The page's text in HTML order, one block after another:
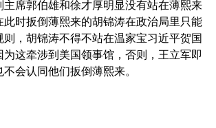
席郭伯雄和徐才厚明显没有站在薄熙来
时扳倒薄熙来的胡锦涛在政治局里只能
，胡锦涛不得不站在温家宝习近平贺国
这牵涉到美国领事馆，否则，王立军即
会认同他们扳倒薄熙来。